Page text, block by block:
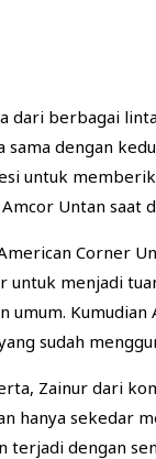
dari berbagai
dengan
untuk
Untan saat
Corner
menjadi
umum.
sudah
Zainur dari
hanya
dengan